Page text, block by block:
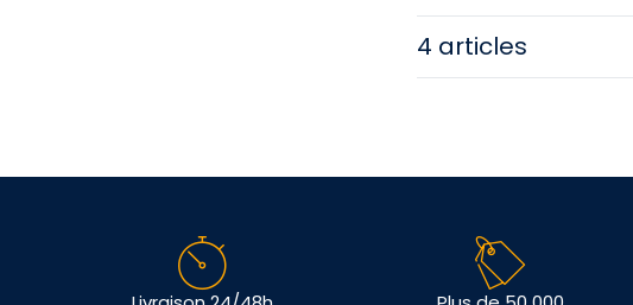
4 articles